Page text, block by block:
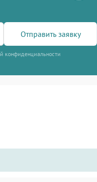
Отправить заявку
конфиденциальности